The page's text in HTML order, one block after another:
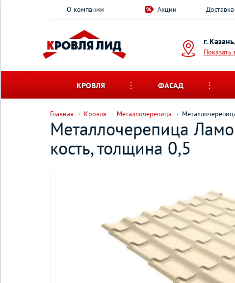
О компании Акции
г.
Показать
КРОВЛЯ ФАСАД
Главная Кровля Металлочерепица
Металлочерепица
кость, толщина 0,5